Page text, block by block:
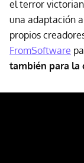
el terror
una adaptación
propios
FromSoftware
también para la